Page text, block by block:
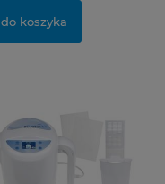
do koszyka